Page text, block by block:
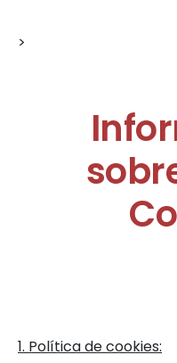
>
1. Política de cookies: